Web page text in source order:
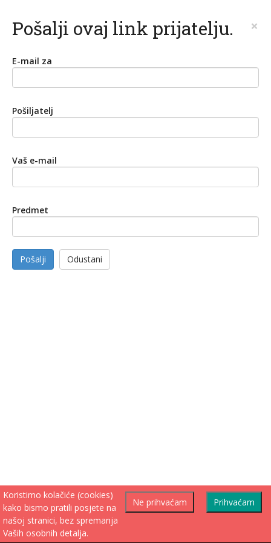
Pošalji ovaj link prijatelju. ×
E-mail za
Pošiljatelj
Vaš e-mail
Predmet
Pošalji Odustani
Prihvaćam
Ne prihvaćam
Koristimo kolačiće (cookies)
kako bismo pratili posjete na
našoj stranici, bez spremanja
Vaših osobnih detalja.